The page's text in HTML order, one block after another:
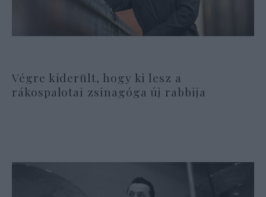
Végre kiderült, hogy ki lesz a
rákospalotai zsinagóga új rabbija